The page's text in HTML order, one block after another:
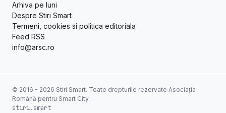
Arhiva pe luni
Despre Stiri Smart
Termeni, cookies si politica editoriala
Feed RSS
info@arsc.ro
© 2016 - 2026 Stiri Smart. Toate drepturile rezervate Asociația
Română pentru Smart City.
stiri.smart